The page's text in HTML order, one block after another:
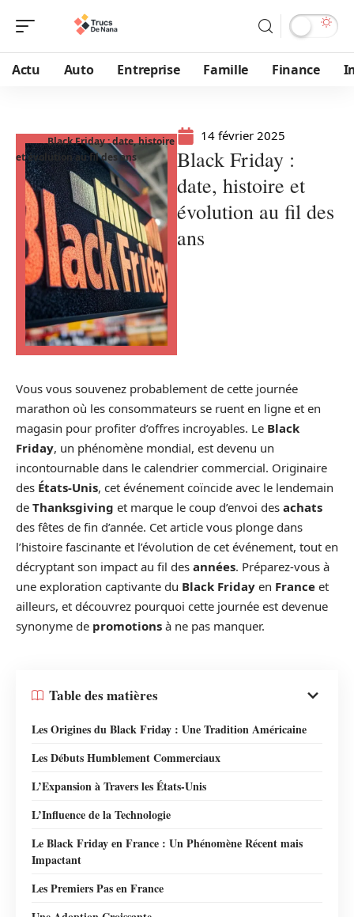
Actu Auto Entreprise Famille Finance
Black Friday : date, histoire
et évolution au fil des ans
14 février 2025
Black Friday :
date, histoire et
évolution au fil des
ans
Vous vous souvenez probablement de cette journée
marathon où les consommateurs se ruent en ligne et en
magasin pour profiter d’offres incroyables. Le Black
Friday, un phénomène mondial, est devenu un
incontournable dans le calendrier commercial. Originaire
des États-Unis, cet événement coïncide avec le lendemain
de Thanksgiving et marque le coup d’envoi des achats
des fêtes de fin d’année. Cet article vous plonge dans
l’histoire fascinante et l’évolution de cet événement, tout en
décryptant son impact au fil des années. Préparez-vous à
une exploration captivante du Black Friday en France et
ailleurs, et découvrez pourquoi cette journée est devenue
synonyme de promotions à ne pas manquer.
Table des matières
Les Origines du Black Friday : Une Tradition Américaine
Les Débuts Humblement Commerciaux
L’Expansion à Travers les États-Unis
L’Influence de la Technologie
Le Black Friday en France : Un Phénomène Récent mais
Impactant
Les Premiers Pas en France